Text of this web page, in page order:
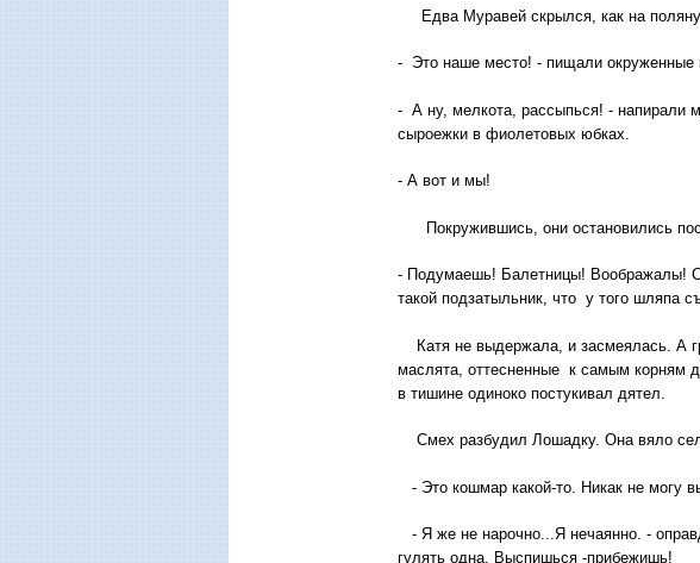
Едва Муравей скрылся, как на
- Это наше место! - пищали
- А ну, мелкота, рассыпься! - напирали
сыроежки в фиолетовых юбках.
- А вот и мы!
Покружившись, они остановились
- Подумаешь! Балетницы! Воображалы!
такой подзатыльник, что у того шляпа
Катя не выдержала, и засмеялась. А
маслята, оттесненные к самым корням
в тишине одиноко постукивал
Смех разбудил Лошадку. Она вяло
- Это кошмар какой-то. Никак не могу
- Я же не нарочно...Я нечаянно. -
гулять одна. Выспишься -прибежишь!